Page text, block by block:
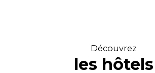
Découvrez
les hôtels